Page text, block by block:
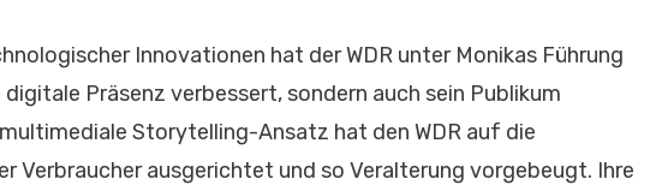
Innovationen hat der WDR unter Monikas Führung
digitale Präsenz verbessert, sondern auch sein Publikum
Storytelling-Ansatz hat den WDR auf die
Verbraucher ausgerichtet und so Veralterung vorgebeugt. Ihre